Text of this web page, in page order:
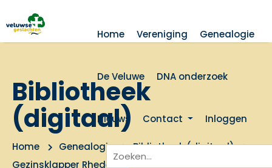
Home Vereniging Genealogie
De Veluwe DNA onderzoek
Nieuws Contact Inloggen
Bibliotheek
(digitaal)
Home Genealogie
Bibliotheek (digitaal)
Gezinsklapper Rheden en Lenen Abcoude 1270-1764